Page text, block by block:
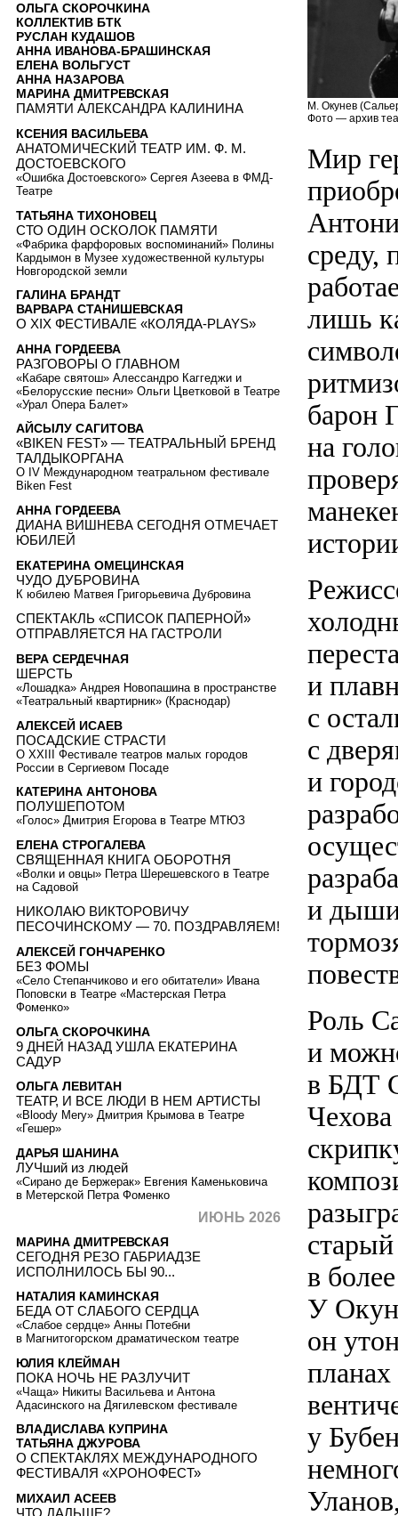
М. Окунев
Фото — архив
Мир
среду,
лишь
барон
на
и
с
с
и
и
Роль
и
в БДТ
в
У
он
у
ОЛЬГА СКОРОЧКИНА
КОЛЛЕКТИВ БТК
РУСЛАН КУДАШОВ
АННА ИВАНОВА-БРАШИНСКАЯ
ЕЛЕНА ВОЛЬГУСТ
АННА НАЗАРОВА
МАРИНА ДМИТРЕВСКАЯ
ПАМЯТИ АЛЕКСАНДРА КАЛИНИНА
КСЕНИЯ ВАСИЛЬЕВА
АНАТОМИЧЕСКИЙ ТЕАТР ИМ. Ф. М.
ДОСТОЕВСКОГО
«Ошибка Достоевского» Сергея Азеева в ФМД-
Театре
ТАТЬЯНА ТИХОНОВЕЦ
СТО ОДИН ОСКОЛОК ПАМЯТИ
«Фабрика фарфоровых воспоминаний» Полины
Кардымон в Музее художественной культуры
Новгородской земли
ГАЛИНА БРАНДТ
ВАРВАРА СТАНИШЕВСКАЯ
О XIX ФЕСТИВАЛЕ «КОЛЯДА-PLAYS»
АННА ГОРДЕЕВА
РАЗГОВОРЫ О ГЛАВНОМ
«Кабаре святош» Алессандро Каггеджи и
«Белорусские песни» Ольги Цветковой в Театре
«Урал Опера Балет»
АЙСЫЛУ САГИТОВА
«BIKEN FEST» — ТЕАТРАЛЬНЫЙ БРЕНД
ТАЛДЫКОРГАНА
О IV Международном театральном фестивале
Biken Fest
АННА ГОРДЕЕВА
ДИАНА ВИШНЕВА СЕГОДНЯ ОТМЕЧАЕТ
ЮБИЛЕЙ
ЕКАТЕРИНА ОМЕЦИНСКАЯ
ЧУДО ДУБРОВИНА
К юбилею Матвея Григорьевича Дубровина
СПЕКТАКЛЬ «СПИСОК ПАПЕРНОЙ»
ОТПРАВЛЯЕТСЯ НА ГАСТРОЛИ
ВЕРА СЕРДЕЧНАЯ
ШЕРСТЬ
«Лошадка» Андрея Новопашина в пространстве
«Театральный квартирник» (Краснодар)
АЛЕКСЕЙ ИСАЕВ
ПОСАДСКИЕ СТРАСТИ
О XXIII Фестивале театров малых городов
России в Сергиевом Посаде
КАТЕРИНА АНТОНОВА
ПОЛУШЕПОТОМ
«Голос» Дмитрия Егорова в Театре МТЮЗ
ЕЛЕНА СТРОГАЛЕВА
СВЯЩЕННАЯ КНИГА ОБОРОТНЯ
«Волки и овцы» Петра Шерешевского в Театре
на Садовой
НИКОЛАЮ ВИКТОРОВИЧУ
ПЕСОЧИНСКОМУ — 70. ПОЗДРАВЛЯЕМ!
АЛЕКСЕЙ ГОНЧАРЕНКО
БЕЗ ФОМЫ
«Село Степанчиково и его обитатели» Ивана
Поповски в Театре «Мастерская Петра
Фоменко»
ОЛЬГА СКОРОЧКИНА
9 ДНЕЙ НАЗАД УШЛА ЕКАТЕРИНА
САДУР
ОЛЬГА ЛЕВИТАН
ТЕАТР, И ВСЕ ЛЮДИ В НЕМ АРТИСТЫ
«Bloody Mery» Дмитрия Крымова в Театре
«Гешер»
ДАРЬЯ ШАНИНА
ЛУЧший из людей
«Сирано де Бержерак» Евгения Каменьковича
в Метерской Петра Фоменко
ИЮНЬ 2026
МАРИНА ДМИТРЕВСКАЯ
СЕГОДНЯ РЕЗО ГАБРИАДЗЕ
ИСПОЛНИЛОСЬ БЫ 90...
НАТАЛИЯ КАМИНСКАЯ
БЕДА ОТ СЛАБОГО СЕРДЦА
«Слабое сердце» Анны Потебни
в Магнитогорском драматическом театре
ЮЛИЯ КЛЕЙМАН
ПОКА НОЧЬ НЕ РАЗЛУЧИТ
«Чаща» Никиты Васильева и Антона
Адасинского на Дягилевском фестивале
ВЛАДИСЛАВА КУПРИНА
ТАТЬЯНА ДЖУРОВА
О СПЕКТАКЛЯХ МЕЖДУНАРОДНОГО
ФЕСТИВАЛЯ «ХРОНОФЕСТ»
МИХАИЛ АСЕЕВ
ЧТО ДАЛЬШЕ?